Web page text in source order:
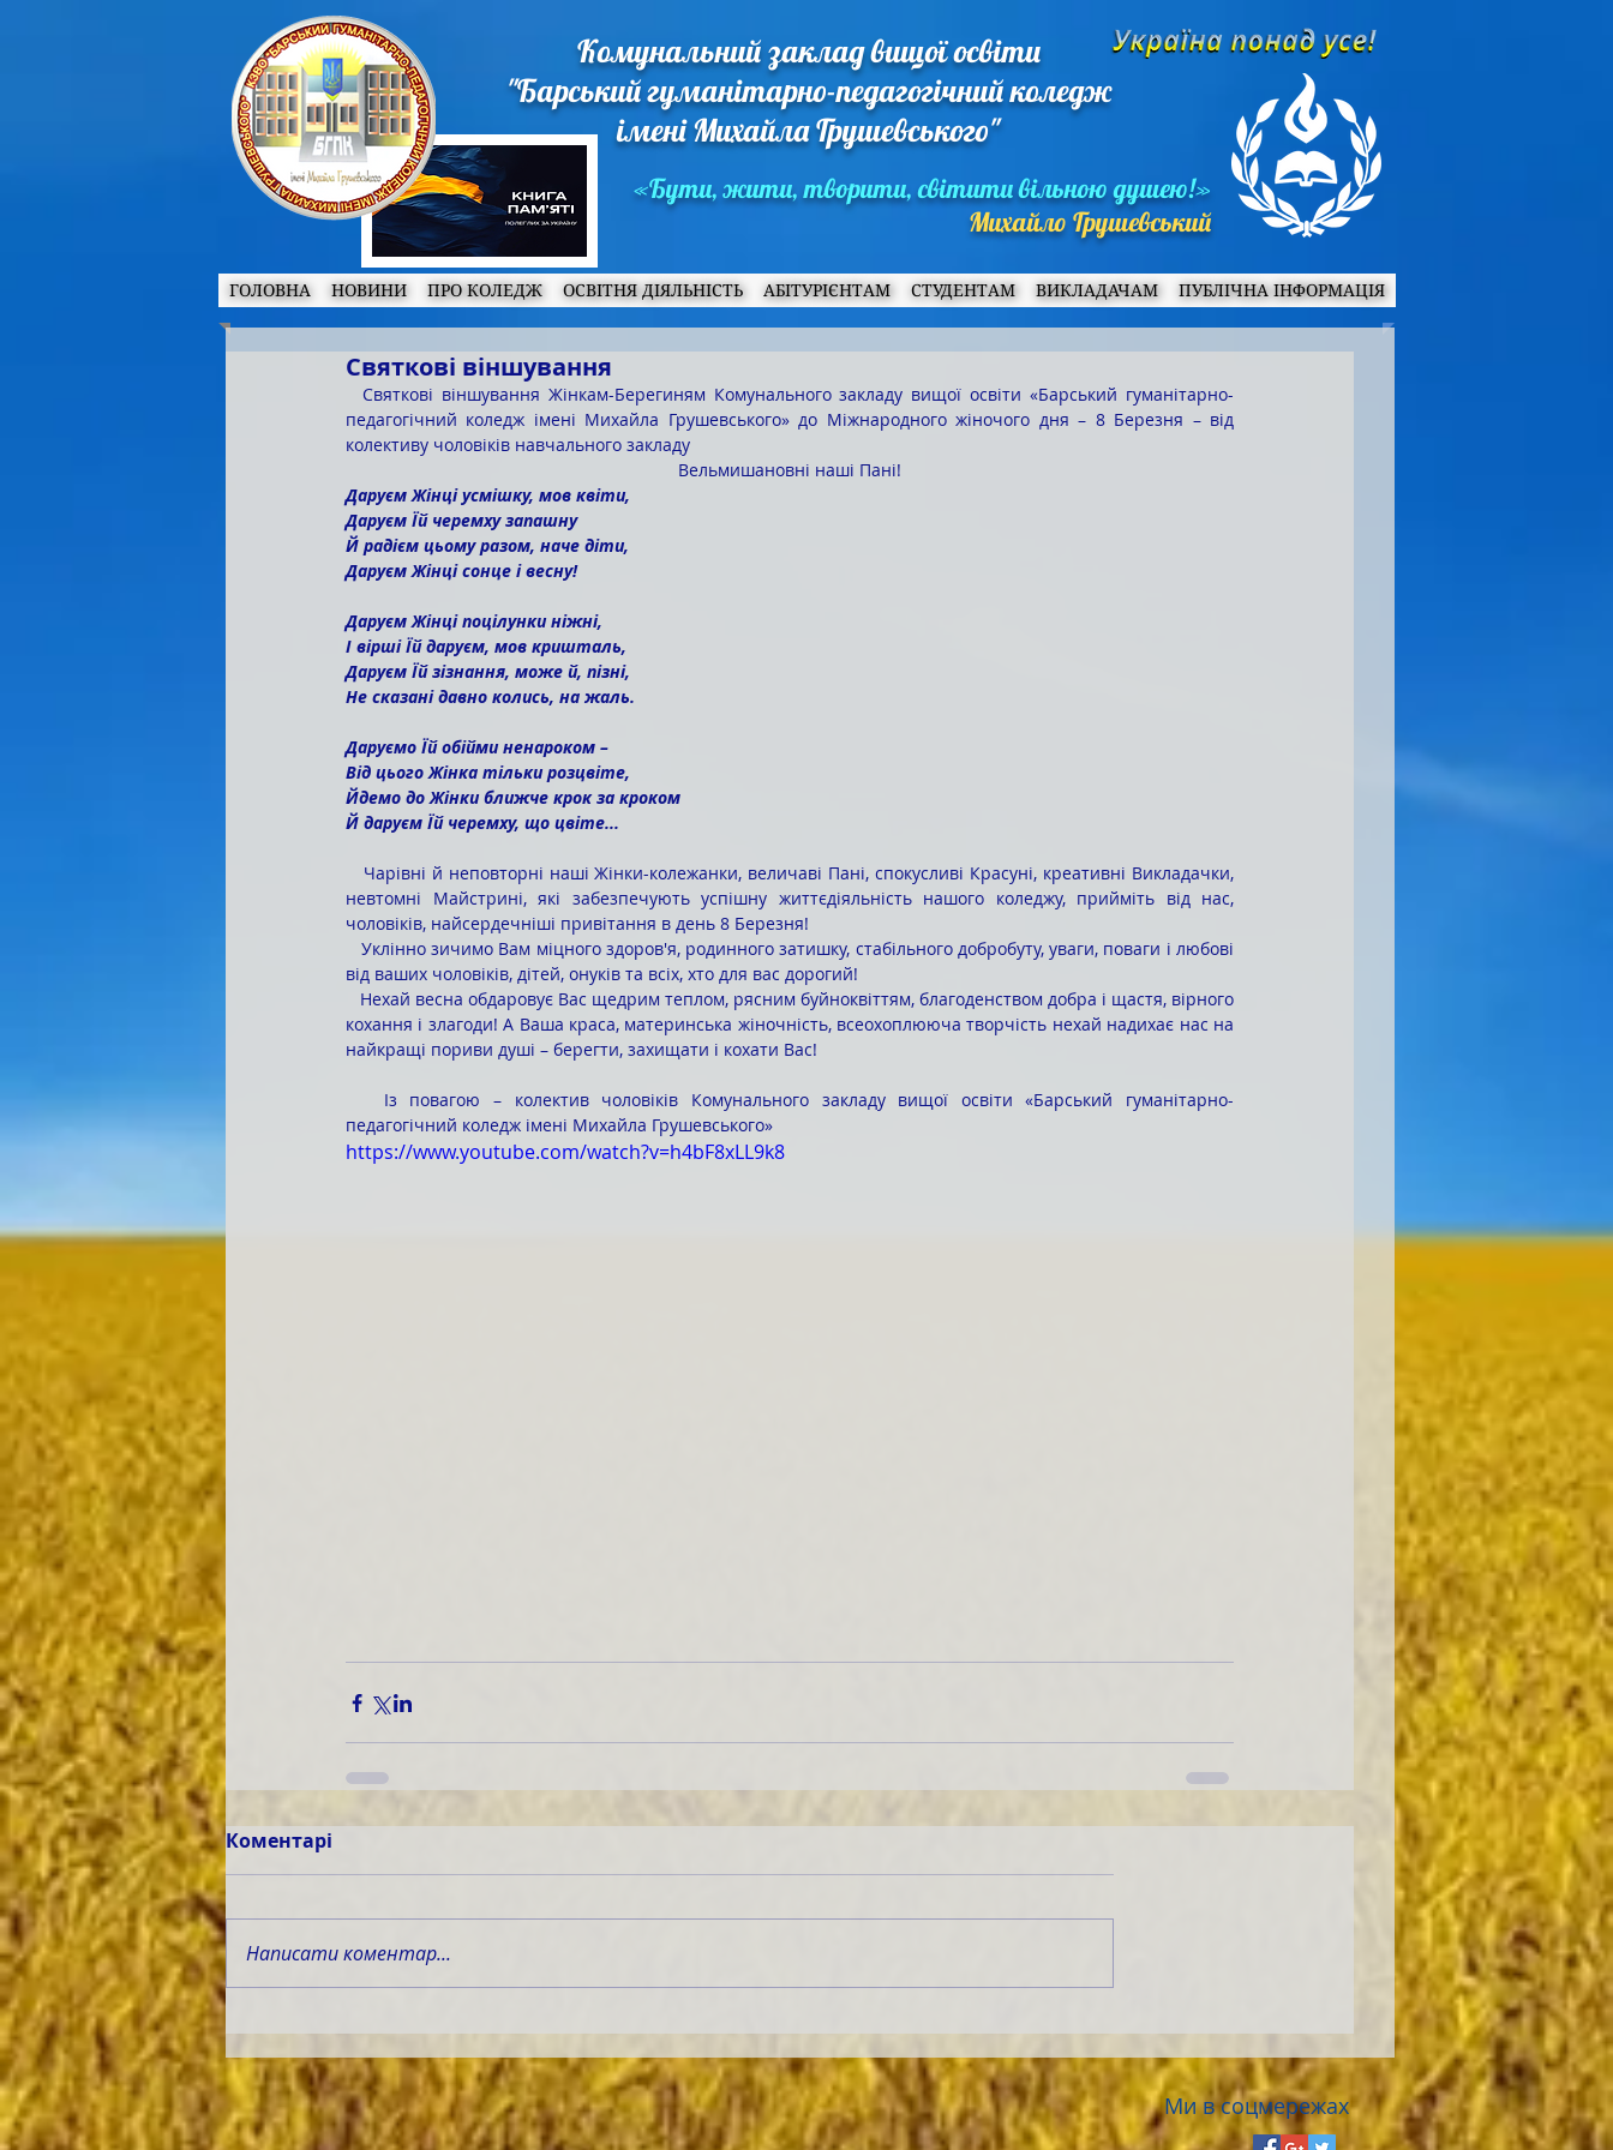
Комунальний заклад вищої освіти
"Барський гуманітарно-педагогічний коледж
імені Михайла Грушевського"
«Бути, жити, творити, світити вільною душею!»
Михайло Грушевський
ГОЛОВНА НОВИНИ ПРО КОЛЕДЖ ОСВІТНЯ ДІЯЛЬНІСТЬ АБІТУРІЄНТАМ СТУДЕНТАМ ВИКЛАДАЧАМ ПУБЛІЧНА ІНФОРМАЦІЯ
Святкові віншування
педагогічний коледж імені Михайла Грушевського» до Міжнародного жіночого дня – 8 Березня – від
колективу чоловіків навчального закладу
Вельмишановні наші Пані!
Даруєм Жінці усмішку, мов квіти,
Даруєм Їй черемху запашну
Й радієм цьому разом, наче діти,
Даруєм Жінці сонце і весну!
Даруєм Жінці поцілунки ніжні,
І вірші Їй даруєм, мов кришталь,
Даруєм Їй зізнання, може й, пізні,
Не сказані давно колись, на жаль.
Даруємо Їй обійми ненароком –
Від цього Жінка тільки розцвіте,
Йдемо до Жінки ближче крок за кроком
Й даруєм Їй черемху, що цвіте...
невтомні Майстрині, які забезпечують успішну життєдіяльність нашого коледжу, прийміть від нас,
чоловіків, найсердечніші привітання в день 8 Березня!
від ваших чоловіків, дітей, онуків та всіх, хто для вас дорогий!
кохання і злагоди! А Ваша краса, материнська жіночність, всеохоплююча творчість нехай надихає нас на
найкращі пориви душі – берегти, захищати і кохати Вас!
педагогічний коледж імені Михайла Грушевського»
https://www.youtube.com/watch?v=h4bF8xLL9k8
Коментарі
Написати коментар...
Ми в соцмережах